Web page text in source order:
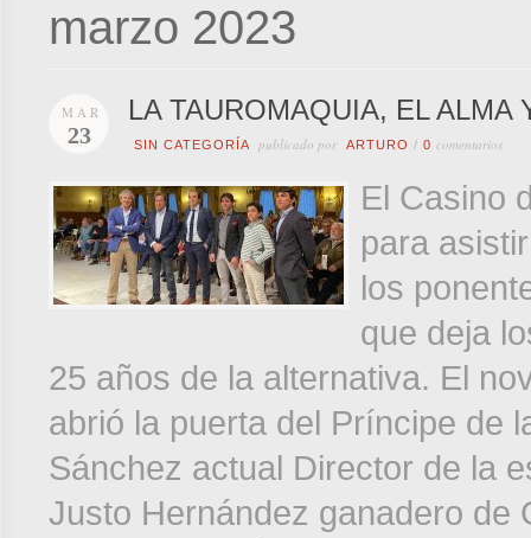
marzo 2023
MAR
23
LA TAUROMAQUIA, EL
SIN CATEGORÍA publicado por ARTURO / 0 comentarios
El Casino
para
los
que deja
25 años de la alternativa. El
abrió la puerta del Príncipe de
Sánchez actual Director de la
Justo Hernández ganadero